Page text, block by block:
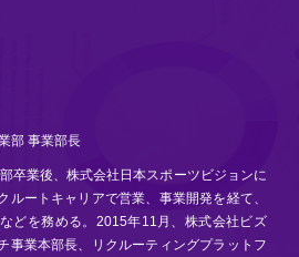
部 事業部長
卒業後、株式会社日本スポーツビジョンに
ルートキャリアで営業、事業開発を経て、
どを務める。2015年11月、株式会社ビズ
事業本部長、リクルーティングプラットフ